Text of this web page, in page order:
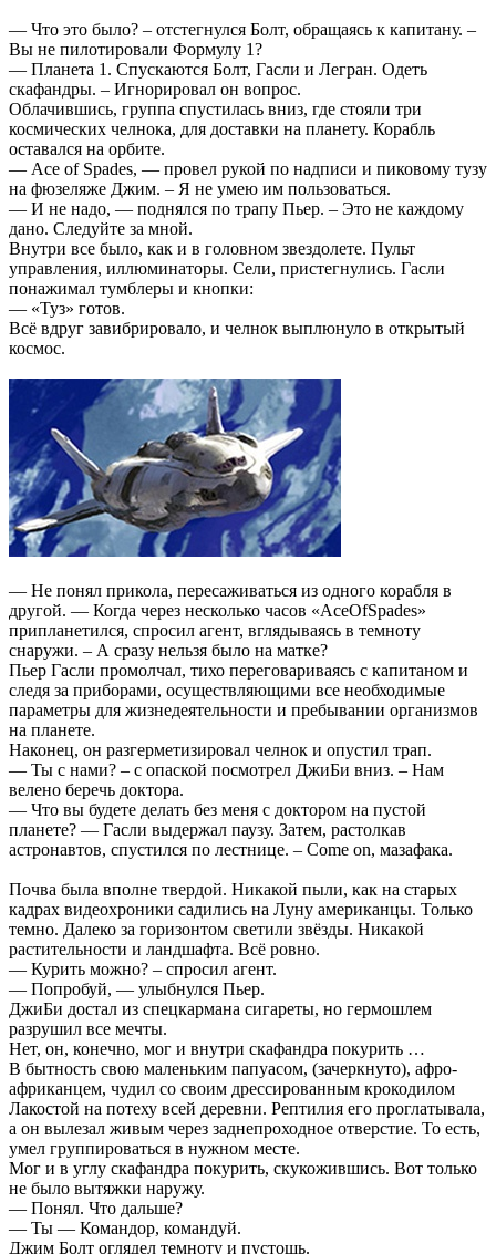
— Что это было? – отстегнулся Болт, обращаясь к капитану. –
Вы не пилотировали Формулу 1?
— Планета 1. Спускаются Болт, Гасли и Легран. Одеть
скафандры. – Игнорировал он вопрос.
Облачившись, группа спустилась вниз, где стояли три
космических челнока, для доставки на планету. Корабль
оставался на орбите.
— Ace of Spades, — провел рукой по надписи и пиковому тузу
на фюзеляже Джим. – Я не умею им пользоваться.
— И не надо, — поднялся по трапу Пьер. – Это не каждому
дано. Следуйте за мной.
Внутри все было, как и в головном звездолете. Пульт
управления, иллюминаторы. Сели, пристегнулись. Гасли
понажимал тумблеры и кнопки:
— «Туз» готов.
Всё вдруг завибрировало, и челнок выплюнуло в открытый
космос.
— Не понял прикола, пересаживаться из одного корабля в
другой. — Когда через несколько часов «AceOfSpades»
припланетился, спросил агент, вглядываясь в темноту
снаружи. – А сразу нельзя было на матке?
Пьер Гасли промолчал, тихо переговариваясь с капитаном и
следя за приборами, осуществляющими все необходимые
параметры для жизнедеятельности и пребывании организмов
на планете.
Наконец, он разгерметизировал челнок и опустил трап.
— Ты с нами? – с опаской посмотрел ДжиБи вниз. – Нам
велено беречь доктора.
— Что вы будете делать без меня с доктором на пустой
планете? — Гасли выдержал паузу. Затем, растолкав
астронавтов, спустился по лестнице. – Come on, мазафака.
Почва была вполне твердой. Никакой пыли, как на старых
кадрах видеохроники садились на Луну американцы. Только
темно. Далеко за горизонтом светили звёзды. Никакой
растительности и ландшафта. Всё ровно.
— Курить можно? – спросил агент.
— Попробуй, — улыбнулся Пьер.
ДжиБи достал из спецкармана сигареты, но гермошлем
разрушил все мечты.
Нет, он, конечно, мог и внутри скафандра покурить …
В бытность свою маленьким папуасом, (зачеркнуто), афро-
африканцем, чудил со своим дрессированным крокодилом
Лакостой на потеху всей деревни. Рептилия его проглатывала,
а он вылезал живым через заднепроходное отверстие. То есть,
умел группироваться в нужном месте.
Мог и в углу скафандра покурить, скукожившись. Вот только
не было вытяжки наружу.
— Понял. Что дальше?
— Ты — Командор, командуй.
Джим Болт оглядел темноту и пустошь.